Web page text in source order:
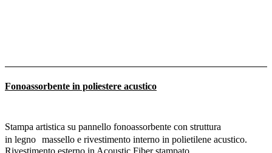
Fonoassorbente in poliestere acustico
Stampa artistica su pannello fonoassorbente con struttura
in legno massello e rivestimento interno in polietilene acustico.
Rivestimento esterno in Acoustic Fiber stampato